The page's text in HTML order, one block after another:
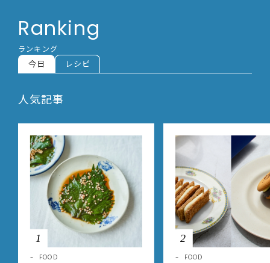
Ranking
ランキング
今日 レシピ
人気記事
1
FOOD
2
FOOD